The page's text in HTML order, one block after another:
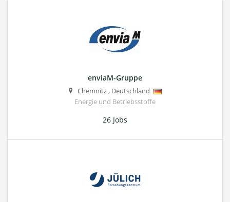
enviaM-Gruppe
Chemnitz, Deutschland
Energie und Betriebsstoffe
26 Jobs